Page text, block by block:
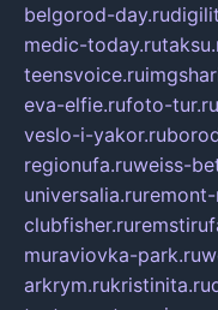
belgorod-day.ru
medic-today.ru
teensvoice.ru
eva-elfie.rufoto-tur.ru
veslo-i-yakor.ru
regionufa.ruweiss-
universalia.ru
clubfisher.ru
muraviovka-park.ru
arkrym.rukristinita.ru